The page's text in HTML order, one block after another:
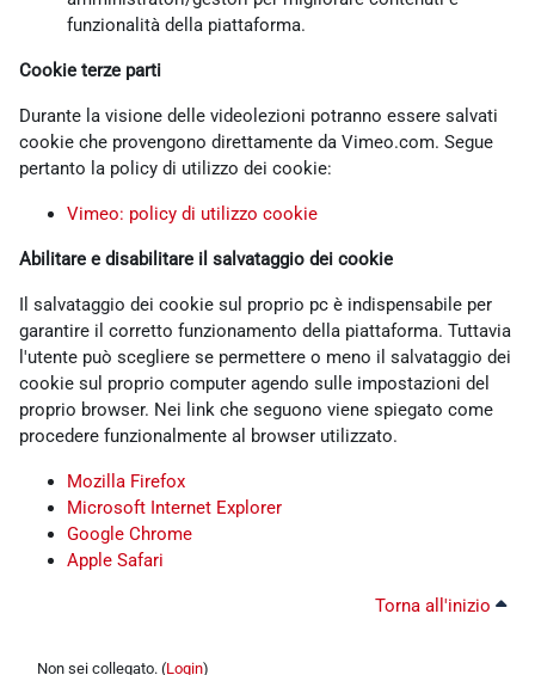
funzionalità della piattaforma.
Cookie terze parti
Durante la visione delle videolezioni potranno essere salvati
cookie che provengono direttamente da Vimeo.com. Segue
pertanto la policy di utilizzo dei cookie:
Vimeo: policy di utilizzo cookie
Abilitare e disabilitare il salvataggio dei cookie
Il salvataggio dei cookie sul proprio pc è indispensabile per
garantire il corretto funzionamento della piattaforma. Tuttavia
l'utente può scegliere se permettere o meno il salvataggio dei
cookie sul proprio computer agendo sulle impostazioni del
proprio browser. Nei link che seguono viene spiegato come
procedere funzionalmente al browser utilizzato.
Mozilla Firefox
Microsoft Internet Explorer
Google Chrome
Apple Safari
Torna all'inizio
Non sei collegato. (Login)